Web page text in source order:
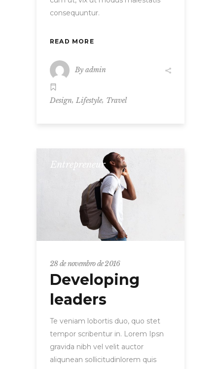
consequuntur.
READ MORE
By admin
Design, Lifestyle, Travel
Entrepreneur
28 de novembro de 2016
Developing
leaders
Te veniam lobortis duo, quo stet
tempor scribentur in. Lorem Ipsn
gravida nibh vel velit auctor
aliqunean sollicitudinlorem quis